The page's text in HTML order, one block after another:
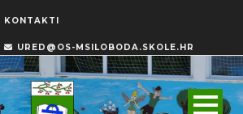
KONTAKTI
URED@OS-MSILOBODA.SKOLE.HR